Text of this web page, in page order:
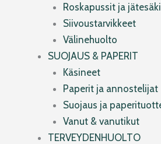
Roskapussit ja
Siivoustarvikkeet
Välinehuolto
SUOJAUS & PAPERIT
Käsineet
Paperit ja annostelijat
Suojaus ja
Vanut & vanutikut
TERVEYDENHUOLTO